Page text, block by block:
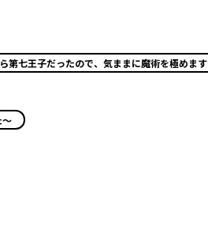
第七王子だったので、気ままに魔術を極めます
～